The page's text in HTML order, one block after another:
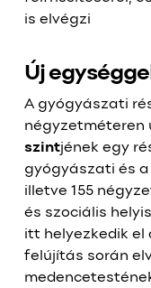
is elvégzi
Új
A gyógyászati
négyzetméteren
szintjének egy
gyógyászati és
illetve 155
és szociális
itt helyezkedik el
felújítás során